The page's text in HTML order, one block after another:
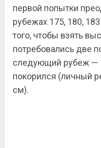
первой попытки
рубежах 175, 180,
того, чтобы взять
потребовались две
следующий рубеж —
покорился (личный
см).